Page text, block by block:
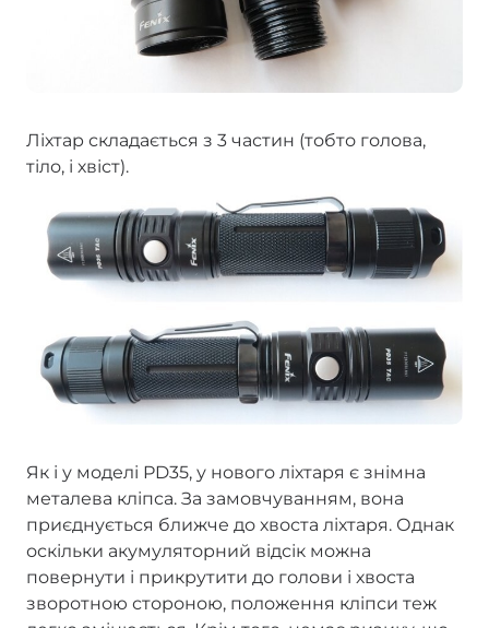
Ліхтар складається з 3 частин (тобто голова,
тіло, і хвіст).
Як і у моделі PD35, у нового ліхтаря є знімна
металева кліпса. За замовчуванням, вона
приєднується ближче до хвоста ліхтаря. Однак
оскільки акумуляторний відсік можна
повернути і прикрутити до голови і хвоста
зворотною стороною, положення кліпси теж